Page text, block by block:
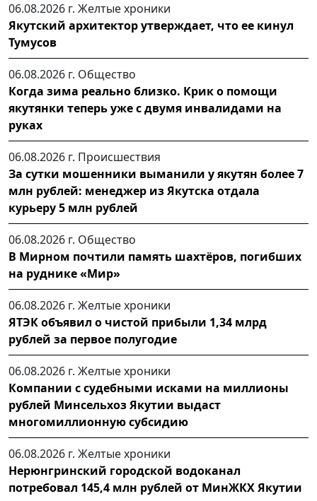
06.08.2026 г. Желтые хроники
Якутский архитектор утверждает, что ее кинул
Тумусов
06.08.2026 г. Общество
Когда зима реально близко. Крик о помощи
якутянки теперь уже с двумя инвалидами на
руках
06.08.2026 г. Происшествия
За сутки мошенники выманили у якутян более 7
млн рублей: менеджер из Якутска отдала
курьеру 5 млн рублей
06.08.2026 г. Общество
В Мирном почтили память шахтёров, погибших
на руднике «Мир»
06.08.2026 г. Желтые хроники
ЯТЭК объявил о чистой прибыли 1,34 млрд
рублей за первое полугодие
06.08.2026 г. Желтые хроники
Компании с судебными исками на миллионы
рублей Минсельхоз Якутии выдаст
многомиллионную субсидию
06.08.2026 г. Желтые хроники
Нерюнгринский городской водоканал
потребовал 145,4 млн рублей от МинЖКХ Якутии